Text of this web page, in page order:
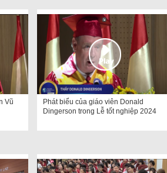
Vũ
Phát biểu của giáo viên Donald
Dingerson trong Lễ tốt nghiệp 2024